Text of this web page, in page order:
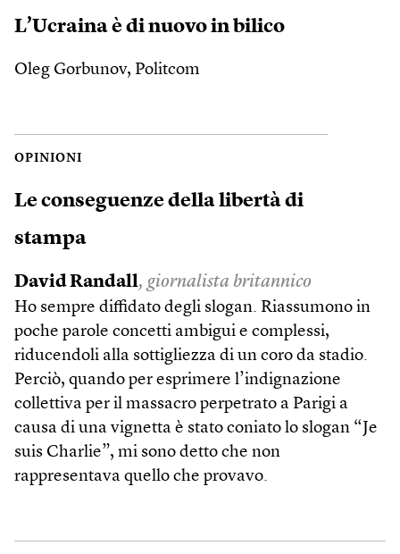
L’Ucraina è di nuovo in bilico
Oleg Gorbunov, Politcom
OPINIONI
Le conseguenze della libertà di
stampa
David Randall, giornalista britannico
Ho sempre diffidato degli slogan. Riassumono in
poche parole concetti ambigui e complessi,
riducendoli alla sottigliezza di un coro da stadio.
Perciò, quando per esprimere l’indignazione
collettiva per il massacro perpetrato a Parigi a
causa di una vignetta è stato coniato lo slogan “Je
suis Charlie”, mi sono detto che non
rappresentava quello che provavo.